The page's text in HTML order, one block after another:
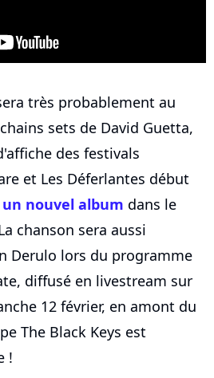
très probablement au
sets de David Guetta,
des festivals
et Les Déferlantes début
un nouvel album dans le
chanson sera aussi
Derulo lors du programme
diffusé en livestream sur
12 février, en amont du
The Black Keys est
!